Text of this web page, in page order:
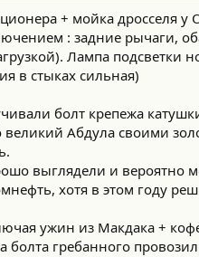
+ мойка дросселя у
: задние рычаги,
Лампа подсветки
в стыках сильная)
болт крепежа
Абдула своими
выглядели и
хотя в этом году
ужин из Макдака +
гребанного